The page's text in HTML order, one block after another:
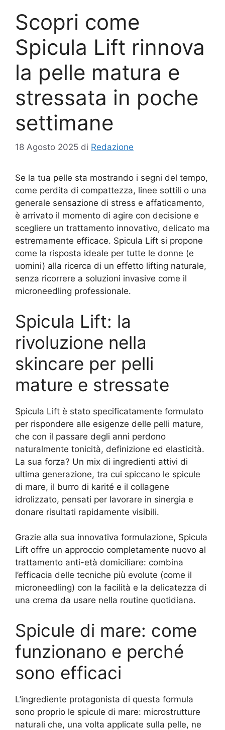
Scopri come
Spicula Lift rinnova
la pelle matura e
stressata in poche
settimane
18 Agosto 2025 di Redazione
Se la tua pelle sta mostrando i segni del tempo,
come perdita di compattezza, linee sottili o una
generale sensazione di stress e affaticamento,
è arrivato il momento di agire con decisione e
scegliere un trattamento innovativo, delicato ma
estremamente efficace. Spicula Lift si propone
come la risposta ideale per tutte le donne (e
uomini) alla ricerca di un effetto lifting naturale,
senza ricorrere a soluzioni invasive come il
microneedling professionale.
Spicula Lift: la
rivoluzione nella
skincare per pelli
mature e stressate
Spicula Lift è stato specificatamente formulato
per rispondere alle esigenze delle pelli mature,
che con il passare degli anni perdono
naturalmente tonicità, definizione ed elasticità.
La sua forza? Un mix di ingredienti attivi di
ultima generazione, tra cui spiccano le spicule
di mare, il burro di karité e il collagene
idrolizzato, pensati per lavorare in sinergia e
donare risultati rapidamente visibili.
Grazie alla sua innovativa formulazione, Spicula
Lift offre un approccio completamente nuovo al
trattamento anti-età domiciliare: combina
l’efficacia delle tecniche più evolute (come il
microneedling) con la facilità e la delicatezza di
una crema da usare nella routine quotidiana.
Spicule di mare: come
funzionano e perché
sono efficaci
L’ingrediente protagonista di questa formula
sono proprio le spicule di mare: microstrutture
naturali che, una volta applicate sulla pelle, ne